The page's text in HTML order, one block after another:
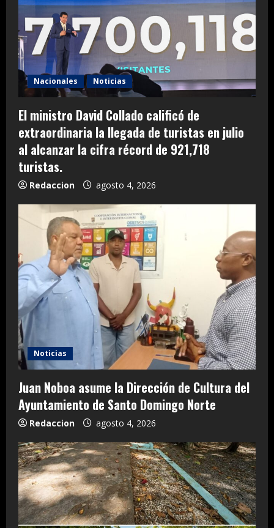
Nacionales Noticias
El ministro David Collado calificó de
extraordinaria la llegada de turistas en julio
al alcanzar la cifra récord de 921,718
turistas.
Redaccion agosto 4, 2026
Noticias
Juan Noboa asume la Dirección de Cultura del
Ayuntamiento de Santo Domingo Norte
Redaccion agosto 4, 2026